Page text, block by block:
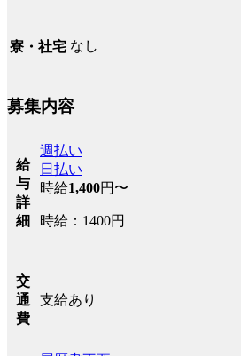
寮・社宅 なし
募集内容
給
与
詳
細
週払い
日払い
時給1,400円〜
時給：1400円
交
通
費
支給あり